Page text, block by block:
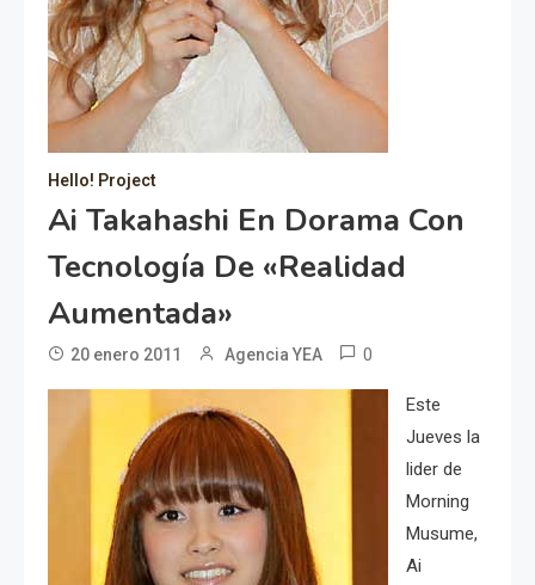
Hello! Project
Ai Takahashi En Dorama Con
Tecnología De «Realidad
Aumentada»
20 enero 2011 Agencia YEA 0
Este
Jueves la
lider de
Morning
Musume,
Ai